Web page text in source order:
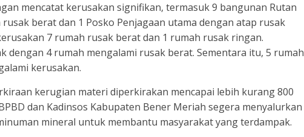
mencatat kerusakan signifikan, termasuk 9 bangunan Rutan
berat dan 1 Posko Penjagaan utama dengan atap rusak
7 rumah rusak berat dan 1 rumah rusak ringan.
dengan 4 rumah mengalami rusak berat. Sementara itu, 5 rumah
kerusakan.
kerugian materi diperkirakan mencapai lebih kurang 800
dan Kadinsos Kabupaten Bener Meriah segera menyalurkan
mineral untuk membantu masyarakat yang terdampak.